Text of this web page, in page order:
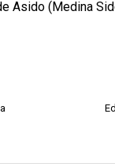
Asido (Medina